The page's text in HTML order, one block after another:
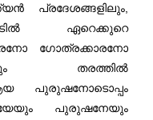
പ്രദേശങ്ങളിലും,
ഏറെക്കുറെ
ഗോത്രക്കാരനോ
തരത്തില്‍
പുരുഷനോടൊപ്പം
പുരുഷനേയും